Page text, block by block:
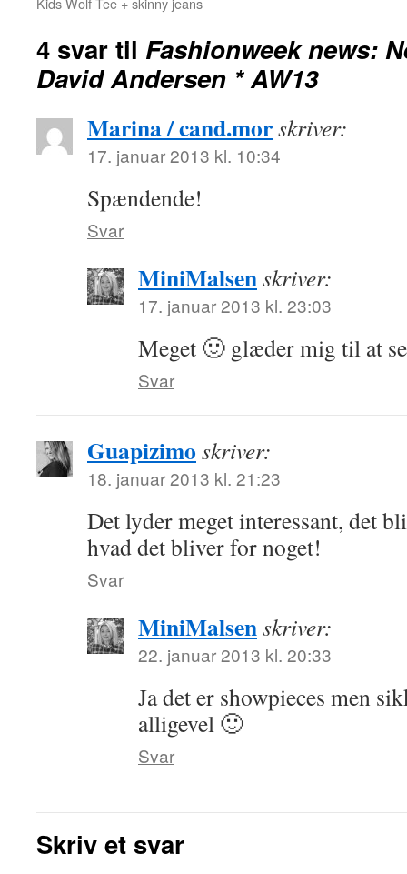
4 svar til Fashionweek news:
David Andersen * AW13
Marina / cand.morskriver:
17. januar 2013 kl. 10:34
Spændende!
Svar
MiniMalsenskriver:
17. januar 2013 kl. 23:03
Meget 🙂 glæder mig til at
Svar
Guapizimo skriver:
18. januar 2013 kl. 21:23
Det lyder meget interessant, det
hvad det bliver for noget!
Svar
MiniMalsenskriver:
22. januar 2013 kl. 20:33
Ja det er showpieces men
alligevel 🙂
Svar
Skriv et svar